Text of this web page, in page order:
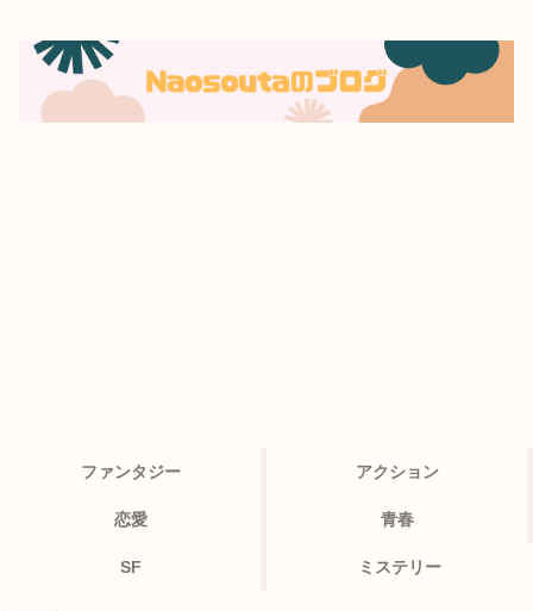
ファンタジー アクション
恋愛 青春
SF ミステリー